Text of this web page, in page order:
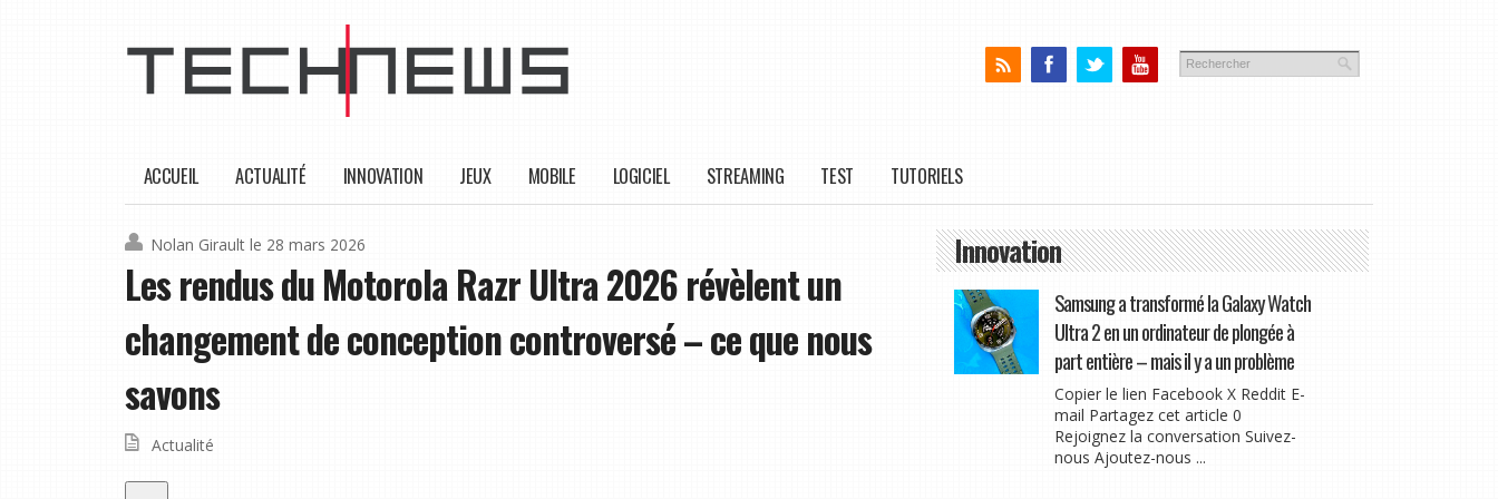
ACCUEIL ACTUALITÉ INNOVATION JEUX MOBILE LOGICIEL STREAMING TEST TUTORIELS
Nolan Girault le 28 mars 2026
Les rendus du Motorola Razr Ultra 2026 révèlent un
changement de conception controversé – ce que nous
savons
Actualité
Innovation
Samsung a transformé la Galaxy Watch
Ultra 2 en un ordinateur de plongée à
part entière – mais il y a un problème
Copier le lien Facebook X Reddit E-
mail Partagez cet article 0
Rejoignez la conversation Suivez-
nous Ajoutez-nous ...